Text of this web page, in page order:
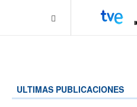
url('../../images/contact.png') 0 0
ULTIMAS PUBLICACIONES